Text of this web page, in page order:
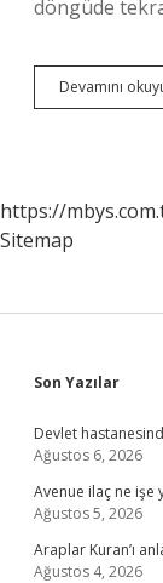
döngüde
Devamını
https://
Sitemap
Son Yazılar
Devlet
Ağustos 6, 2026
Avenue ilaç ne işe
Ağustos 5, 2026
Araplar Kuran’ı
Ağustos 4, 2026